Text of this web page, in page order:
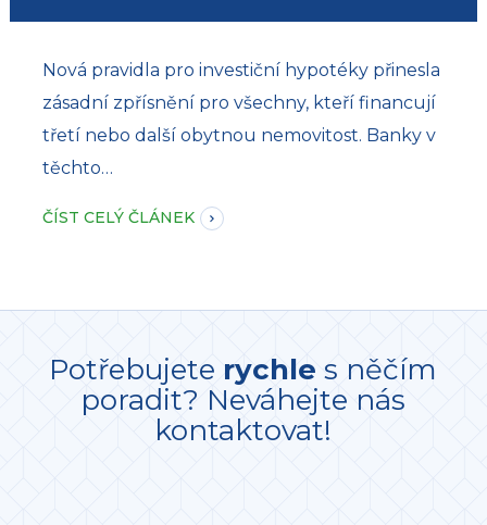
Nová pravidla pro investiční hypotéky přinesla
zásadní zpřísnění pro všechny, kteří financují
třetí nebo další obytnou nemovitost. Banky v
těchto…
ČÍST CELÝ ČLÁNEK
Potřebujete rychle s něčím
poradit? Neváhejte nás
kontaktovat!